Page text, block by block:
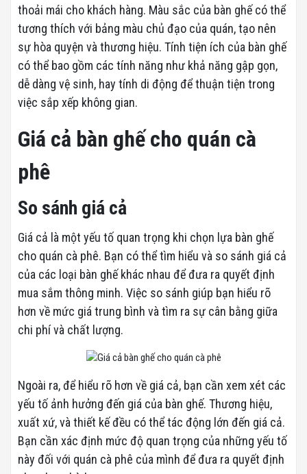
thoải mái cho khách hàng. Màu sắc của bàn ghế có thể
tương thích với bảng màu chủ đạo của quán, tạo nên
sự hòa quyện và thương hiệu. Tính tiện ích của bàn ghế
có thể bao gồm các tính năng như khả năng gập gọn,
dễ dàng vệ sinh, hay tính di động để thuận tiện trong
việc sắp xếp không gian.
Giá cả bàn ghế cho quán cà
phê
So sánh giá cả
Giá cả là một yếu tố quan trọng khi chọn lựa bàn ghế
cho quán cà phê. Bạn có thể tìm hiểu và so sánh giá cả
của các loại bàn ghế khác nhau để đưa ra quyết định
mua sắm thông minh. Việc so sánh giúp bạn hiểu rõ
hơn về mức giá trung bình và tìm ra sự cân bằng giữa
chi phí và chất lượng.
Ngoài ra, để hiểu rõ hơn về giá cả, bạn cần xem xét các
yếu tố ảnh hưởng đến giá của bàn ghế. Thương hiệu,
xuất xứ, và thiết kế đều có thể tác động lớn đến giá cả.
Bạn cần xác định mức độ quan trọng của những yếu tố
này đối với quán cà phê của mình để đưa ra quyết định